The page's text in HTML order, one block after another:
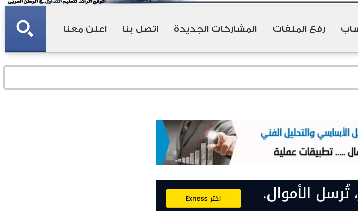
رفع الملفات المشاركات الجديدة اتصل بنا اعلن معنا